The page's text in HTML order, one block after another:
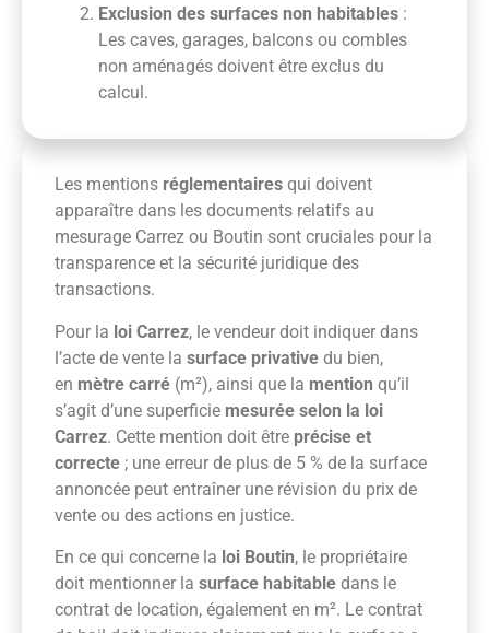
Exclusion des surfaces non habitables :
Les caves, garages, balcons ou combles
non aménagés doivent être exclus du
calcul.
Les mentions réglementaires qui doivent
apparaître dans les documents relatifs au
mesurage Carrez ou Boutin sont cruciales pour la
transparence et la sécurité juridique des
transactions.
Pour la loi Carrez, le vendeur doit indiquer dans
l’acte de vente la surface privative du bien,
en mètre carré (m²), ainsi que la mention qu’il
s’agit d’une superficie mesurée selon la loi
Carrez. Cette mention doit être précise et
correcte ; une erreur de plus de 5 % de la surface
annoncée peut entraîner une révision du prix de
vente ou des actions en justice.
En ce qui concerne la loi Boutin, le propriétaire
doit mentionner la surface habitable dans le
contrat de location, également en m². Le contrat